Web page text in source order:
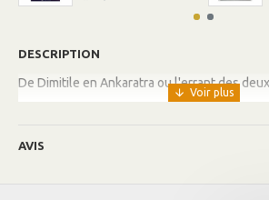
DESCRIPTION
De Dimitile en Ankaratra ou l'errant des
AVIS